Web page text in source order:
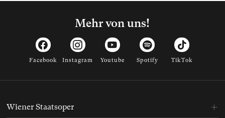
Mehr von uns!
Facebook Instagram Youtube Spotify TikTok
Wiener Staatsoper